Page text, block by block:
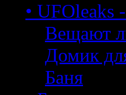
• UFOleaks
Вещают
Домик
Баня